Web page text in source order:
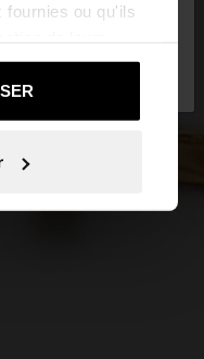
fournies ou qu'ils